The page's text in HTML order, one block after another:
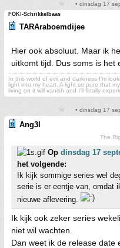
• dinsdag 17
FOK!-Schrikkelbaas
TARAraboemdijee
Hier ook absoluut. Maar ik
uitkomt tijd. Dus soms is het
In this world of evil and darkness I'm
light into my heart. A light so pure that
living on it will vanish and I'll finally
• dinsdag 17
Ang3l
The
Op dinsdag 17
het volgende:
Ik kijk sommige series wel
serie is er eentje van, omdat
nieuwe aflevering.
Ik kijk ook zeker series
niet wil wachten.
Dan weet ik de release date